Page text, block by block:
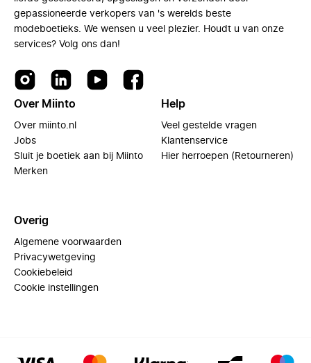
gepassioneerde verkopers van 's werelds beste
modeboetieks. We wensen u veel plezier. Houdt u van onze
services? Volg ons dan!
Over Miinto
Over miinto.nl
Jobs
Sluit je boetiek aan bij Miinto
Merken
Help
Veel gestelde vragen
Klantenservice
Hier herroepen (Retourneren)
Overig
Algemene voorwaarden
Privacywetgeving
Cookiebeleid
Cookie instellingen